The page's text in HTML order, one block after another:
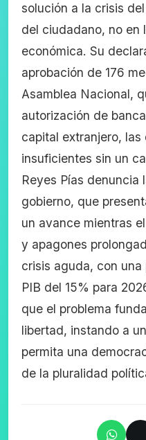
solución a la crisis
del ciudadano, no en
económica. Su
aprobación de 176
Asamblea Nacional,
autorización de
capital extranjero,
insuficientes sin un
Reyes Pías denuncia
gobierno, que
un avance mientras
y apagones
crisis aguda, con
PIB del 15% para
que el problema
libertad, instando a
permita una
de la pluralidad